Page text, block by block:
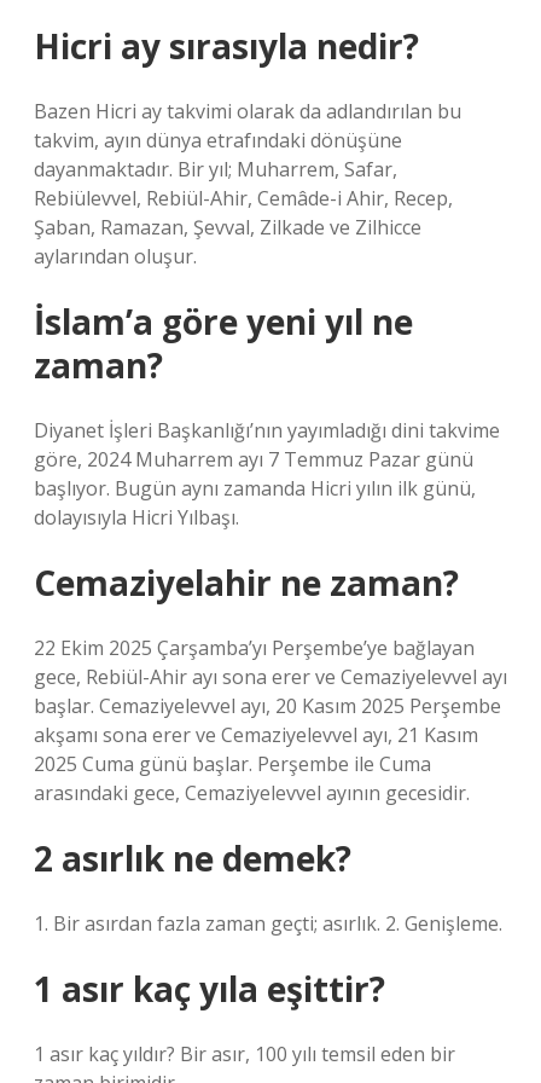
Hicri ay sırasıyla nedir?
Bazen Hicri ay takvimi olarak da adlandırılan bu
takvim, ayın dünya etrafındaki dönüşüne
dayanmaktadır. Bir yıl; Muharrem, Safar,
Rebiülevvel, Rebiül-Ahir, Cemâde-i Ahir, Recep,
Şaban, Ramazan, Şevval, Zilkade ve Zilhicce
aylarından oluşur.
İslam’a göre yeni yıl ne
zaman?
Diyanet İşleri Başkanlığı’nın yayımladığı dini takvime
göre, 2024 Muharrem ayı 7 Temmuz Pazar günü
başlıyor. Bugün aynı zamanda Hicri yılın ilk günü,
dolayısıyla Hicri Yılbaşı.
Cemaziyelahir ne zaman?
22 Ekim 2025 Çarşamba’yı Perşembe’ye bağlayan
gece, Rebiül-Ahir ayı sona erer ve Cemaziyelevvel ayı
başlar. Cemaziyelevvel ayı, 20 Kasım 2025 Perşembe
akşamı sona erer ve Cemaziyelevvel ayı, 21 Kasım
2025 Cuma günü başlar. Perşembe ile Cuma
arasındaki gece, Cemaziyelevvel ayının gecesidir.
2 asırlık ne demek?
1. Bir asırdan fazla zaman geçti; asırlık. 2. Genişleme.
1 asır kaç yıla eşittir?
1 asır kaç yıldır? Bir asır, 100 yılı temsil eden bir